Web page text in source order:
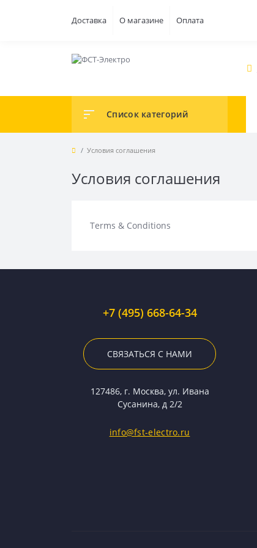
Доставка О магазине Оплата
Список категорий
Условия соглашения
Условия соглашения
Terms & Conditions
+7 (495) 668-64-34
СВЯЗАТЬСЯ С НАМИ
127486, г. Москва, ул. Ивана
Сусанина, д 2/2
info@fst-electro.ru